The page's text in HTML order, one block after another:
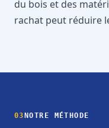
du bois et des
rachat peut réduire
03 NOTRE MÉTHODE